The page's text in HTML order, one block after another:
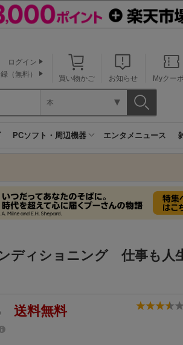
買い物かご お知らせ Myクー
ログイン
（無料）
本
PCソフト・周辺機器 エンタメニュース
ディショニング 仕事も人
送料無料